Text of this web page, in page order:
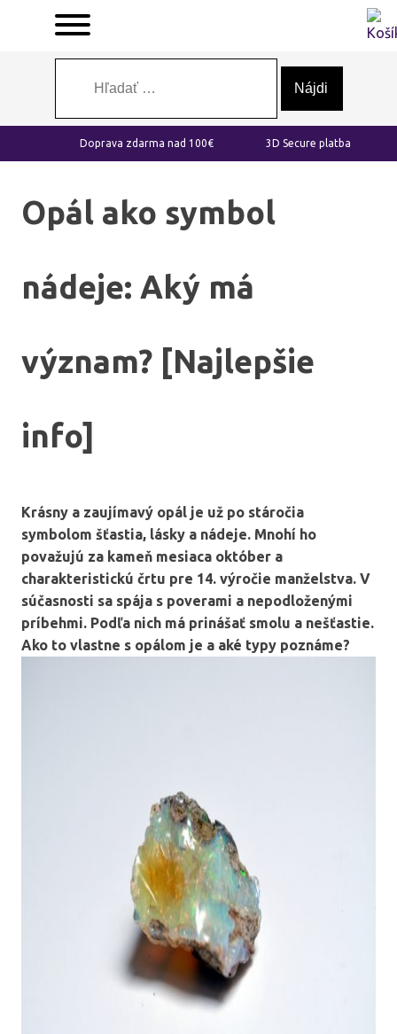
Doprava zdarma nad 100€ 3D Secure platba
Opál ako symbol
nádeje: Aký má
význam? [Najlepšie
info]
Krásny a zaujímavý opál je už po stáročia
symbolom šťastia, lásky a nádeje. Mnohí ho
považujú za kameň mesiaca október a
charakteristickú črtu pre 14. výročie manželstva. V
súčasnosti sa spája s poverami a nepodloženými
príbehmi. Podľa nich má prinášať smolu a nešťastie.
Ako to vlastne s opálom je a aké typy poznáme?